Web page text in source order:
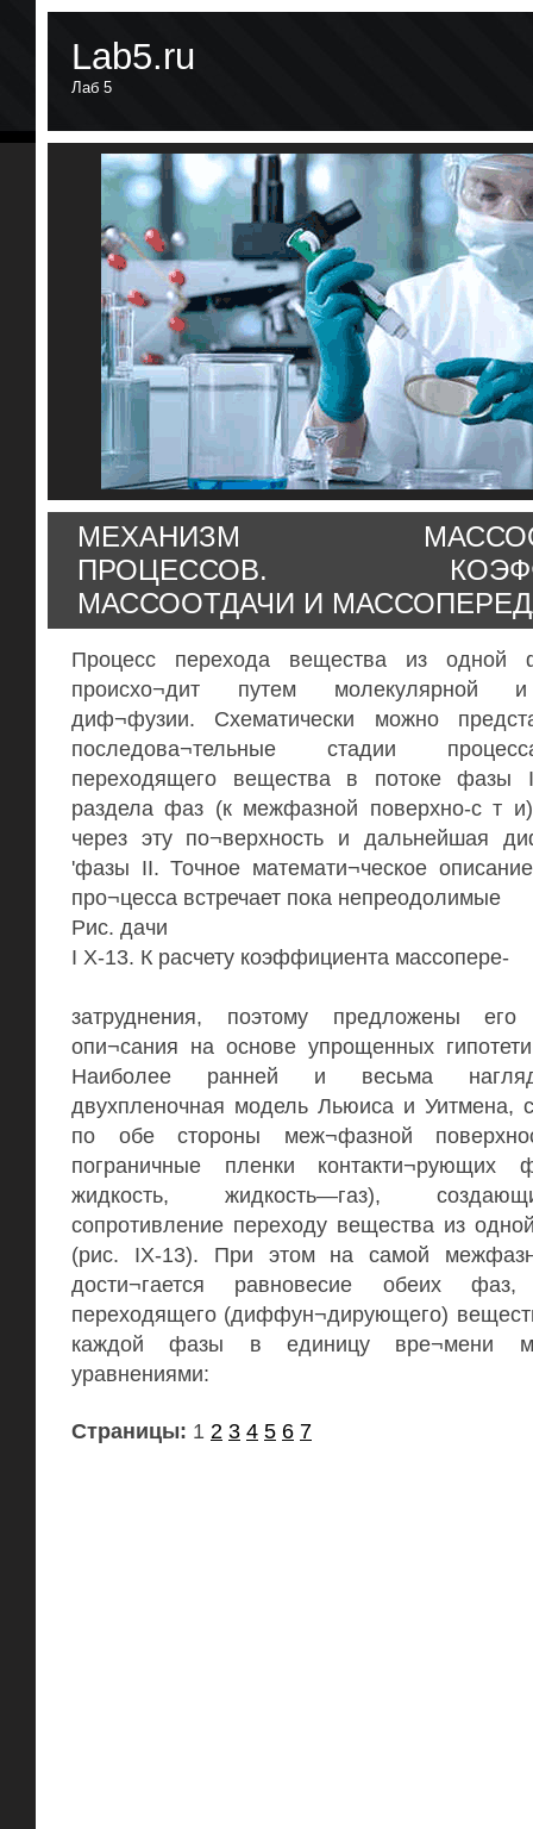
Lab5.ru
Лаб 5
МЕХАНИЗМ
ПРОЦЕССОВ.
МАССООТДАЧИ И
Процесс перехода вещества из
происхо¬дит путем молекулярной и
диф¬фузии. Схематически можно
последова¬тельные стадии
переходящего вещества в потоке фазы
раздела фаз (к межфазной поверхно-с т
через эту по¬верхность и дальнейшая
'фазы II. Точное математи¬ческое
про¬цесса встречает пока непреодолимые
Рис. дачи
I Х-13. К расчету коэффициента массопере-
затруднения, поэтому предложены его
опи¬сания на основе упрощенных
Наиболее ранней и весьма
двухпленочная модель Льюиса и Уитмена,
по обе стороны меж¬фазной
пограничные пленки контакти¬рующих
жидкость, жидкость—газ),
сопротивление переходу вещества из
(рис. IX-13). При этом на самой
дости¬гается равновесие обеих
переходящего (диффун¬дирующего)
каждой фазы в единицу вре¬мени
уравнениями:
Страницы: 1 2 3 4 5 6 7